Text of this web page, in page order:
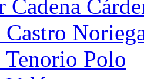
Cadena
Castro
Tenorio Polo